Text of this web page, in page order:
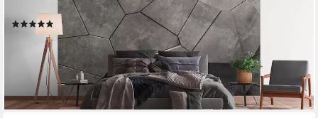
Schlafzimmer Küche Wohnzimmer Steinoptik Flur
(3)
ab 49,83 € UVP107,95 €
lieferbar - in 4-5 Werktagen bei dir